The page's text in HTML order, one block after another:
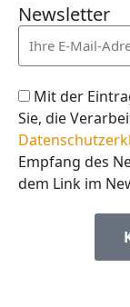
Newsletter
Mit der
Sie, die
Empfang des
dem Link im